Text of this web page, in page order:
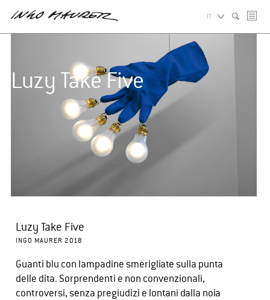
IT
Luzy Take Five
Luzy Take Five
INGO MAURER 2018
Guanti blu con lampadine smerigliate sulla punta
delle dita. Sorprendenti e non convenzionali,
controversi, senza pregiudizi e lontani dalla noia